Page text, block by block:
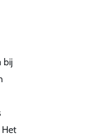
bij
Het